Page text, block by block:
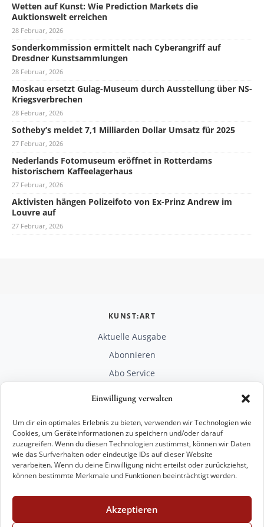
Einwilligung verwalten
Um dir ein optimales Erlebnis zu bieten, verwenden wir Technologien wie
Cookies, um Geräteinformationen zu speichern und/oder darauf
zuzugreifen. Wenn du diesen Technologien zustimmst, können wir Daten
wie das Surfverhalten oder eindeutige IDs auf dieser Website
verarbeiten. Wenn du deine Einwilligung nicht erteilst oder zurückziehst,
können bestimmte Merkmale und Funktionen beeinträchtigt werden.
Akzeptieren
Wetten auf Kunst: Wie Prediction Markets die
Auktionswelt erreichen
28 Februar, 2026
Sonderkommission ermittelt nach Cyberangriff auf
Dresdner Kunstsammlungen
28 Februar, 2026
Moskau ersetzt Gulag-Museum durch Ausstellung über NS-
Kriegsverbrechen
28 Februar, 2026
Sotheby’s meldet 7,1 Milliarden Dollar Umsatz für 2025
27 Februar, 2026
Nederlands Fotomuseum eröffnet in Rotterdams
historischem Kaffeelagerhaus
27 Februar, 2026
Aktivisten hängen Polizeifoto von Ex-Prinz Andrew im
Louvre auf
27 Februar, 2026
KUNST:ART
Aktuelle Ausgabe
Abonnieren
Abo Service
RECHTLICHES
Impressum
Datenschutz
KONTAKT
+49 221 29 28 27 21